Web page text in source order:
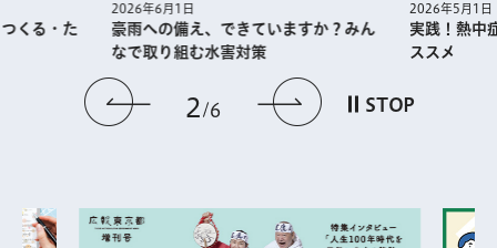
前のスライドを表示
2 6 次のスライドを
STOP
くる・た
2026年6月1日
豪雨への備え、できていますか？みん
なで取り組む水害対策
2026年5月1日
実践！熱中
ススメ